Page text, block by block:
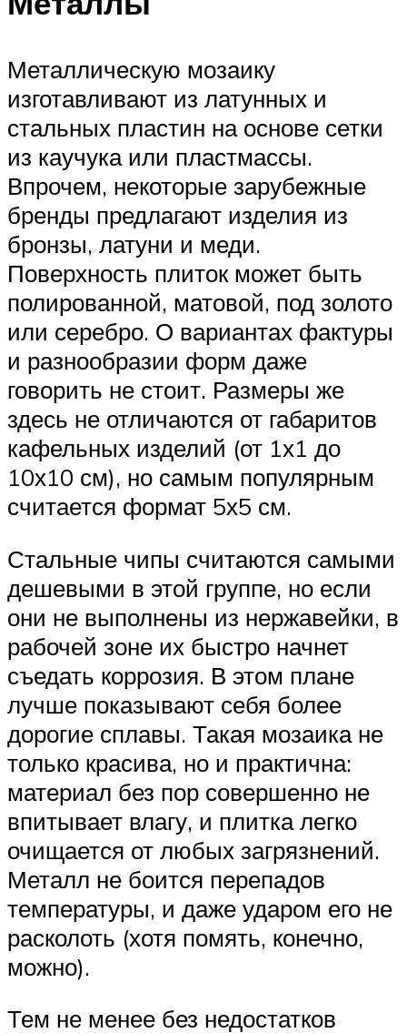
Металлическую мозаику
изготавливают из латунных и
стальных пластин на основе сетки
из каучука или пластмассы.
Впрочем, некоторые зарубежные
бренды предлагают изделия из
бронзы, латуни и меди.
Поверхность плиток может быть
полированной, матовой, под золото
или серебро. О вариантах фактуры
и разнообразии форм даже
говорить не стоит. Размеры же
здесь не отличаются от габаритов
кафельных изделий (от 1х1 до
10х10 см), но самым популярным
считается формат 5х5 см.
Стальные чипы считаются самыми
дешевыми в этой группе, но если
они не выполнены из нержавейки, в
рабочей зоне их быстро начнет
съедать коррозия. В этом плане
лучше показывают себя более
дорогие сплавы. Такая мозаика не
только красива, но и практична:
материал без пор совершенно не
впитывает влагу, и плитка легко
очищается от любых загрязнений.
Металл не боится перепадов
температуры, и даже ударом его не
расколоть (хотя помять, конечно,
можно).
Тем не менее без недостатков